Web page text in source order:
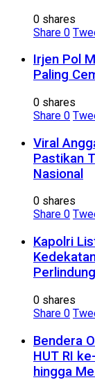
0 shares
Share 0
Irjen Pol
Paling
0 shares
Share 0
Viral
Pastikan
Nasional
0 shares
Share 0
Kapolri
0 shares
Share 0
Bendera
HUT RI
hingga